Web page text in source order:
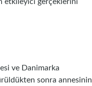
ve Danimarka
sonra annesinin